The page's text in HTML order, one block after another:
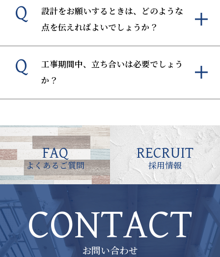
Q
設計をお願いするときは、どのような
点を伝えればよいでしょうか？
Q
工事期間中、立ち合いは必要でしょう
か？
FAQ
よくあるご質問
RECRUIT
採用情報
CONTACT
お問い合わせ